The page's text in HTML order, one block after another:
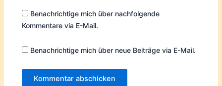
Benachrichtige mich über nachfolgende
Kommentare via E-Mail.
Benachrichtige mich über neue Beiträge via E-Mail.